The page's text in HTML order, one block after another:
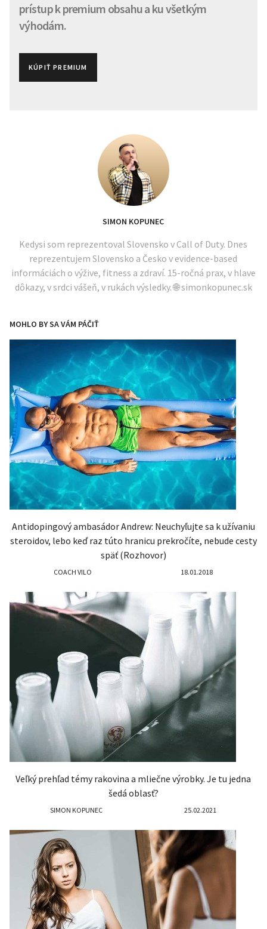
prístup k premium obsahu a ku všetkým
výhodám.
KÚPIŤ PREMIUM
SIMON KOPUNEC
Kedysi som reprezentoval Slovensko v Call of Duty. Dnes
reprezentujem Slovensko a Česko v evidence-based
informáciách o výžive, fitness a zdraví. 15-ročná prax, v hlave
dôkazy, v srdci vášeň, v rukách výsledky. 🌐 simonkopunec.sk
MOHLO BY SA VÁM PÁČIŤ
Antidopingový ambasádor Andrew: Neuchyľujte sa k užívaniu
steroidov, lebo keď raz túto hranicu prekročíte, nebude cesty
späť (Rozhovor)
COACH VILO 18.01.2018
Veľký prehľad témy rakovina a mliečne výrobky. Je tu jedna
šedá oblasť?
SIMON KOPUNEC 25.02.2021